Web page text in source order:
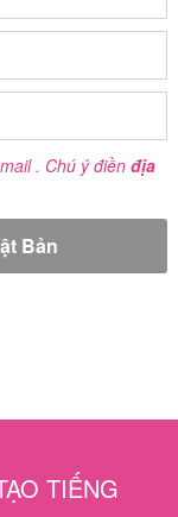
. Chú ý điền địa
TIẾNG